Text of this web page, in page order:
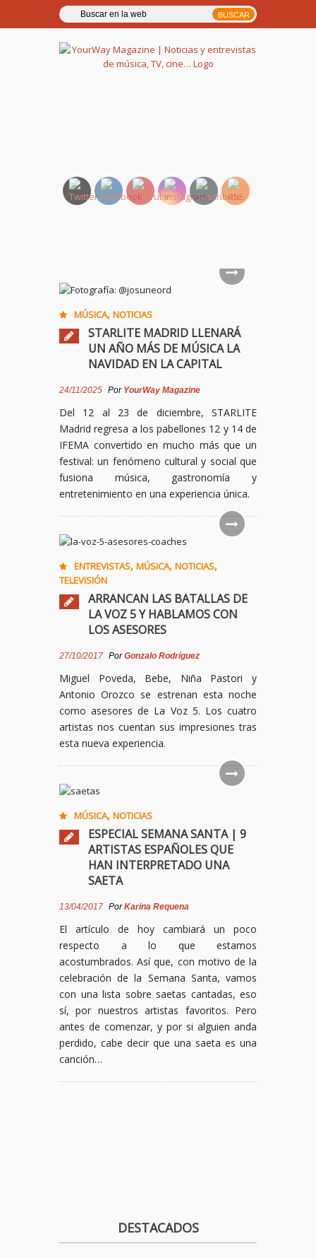
MÚSICA, NOTICIAS
STARLITE MADRID LLENARÁ
UN AÑO MÁS DE MÚSICA LA
NAVIDAD EN LA CAPITAL
24/11/2025 Por YourWay Magazine
Del 12 al 23 de diciembre, STARLITE
Madrid regresa a los pabellones 12 y 14 de
IFEMA convertido en mucho más que un
festival: un fenómeno cultural y social que
fusiona música, gastronomía y
entretenimiento en una experiencia única.
ENTREVISTAS, MÚSICA, NOTICIAS,
TELEVISIÓN
ARRANCAN LAS BATALLAS DE
LA VOZ 5 Y HABLAMOS CON
LOS ASESORES
27/10/2017 PorGonzalo Rodríguez
Miguel Poveda, Bebe, Niña Pastori y
Antonio Orozco se estrenan esta noche
como asesores de La Voz 5. Los cuatro
artistas nos cuentan sus impresiones tras
esta nueva experiencia.
MÚSICA, NOTICIAS
ESPECIAL SEMANA SANTA | 9
ARTISTAS ESPAÑOLES QUE
HAN INTERPRETADO UNA
SAETA
13/04/2017 PorKarina Requena
El artículo de hoy cambiará un poco
respecto a lo que estamos
acostumbrados. Así que, con motivo de la
celebración de la Semana Santa, vamos
con una lista sobre saetas cantadas, eso
sí, por nuestros artistas favoritos. Pero
antes de comenzar, y por si alguien anda
perdido, cabe decir que una saeta es una
canción…
DESTACADOS